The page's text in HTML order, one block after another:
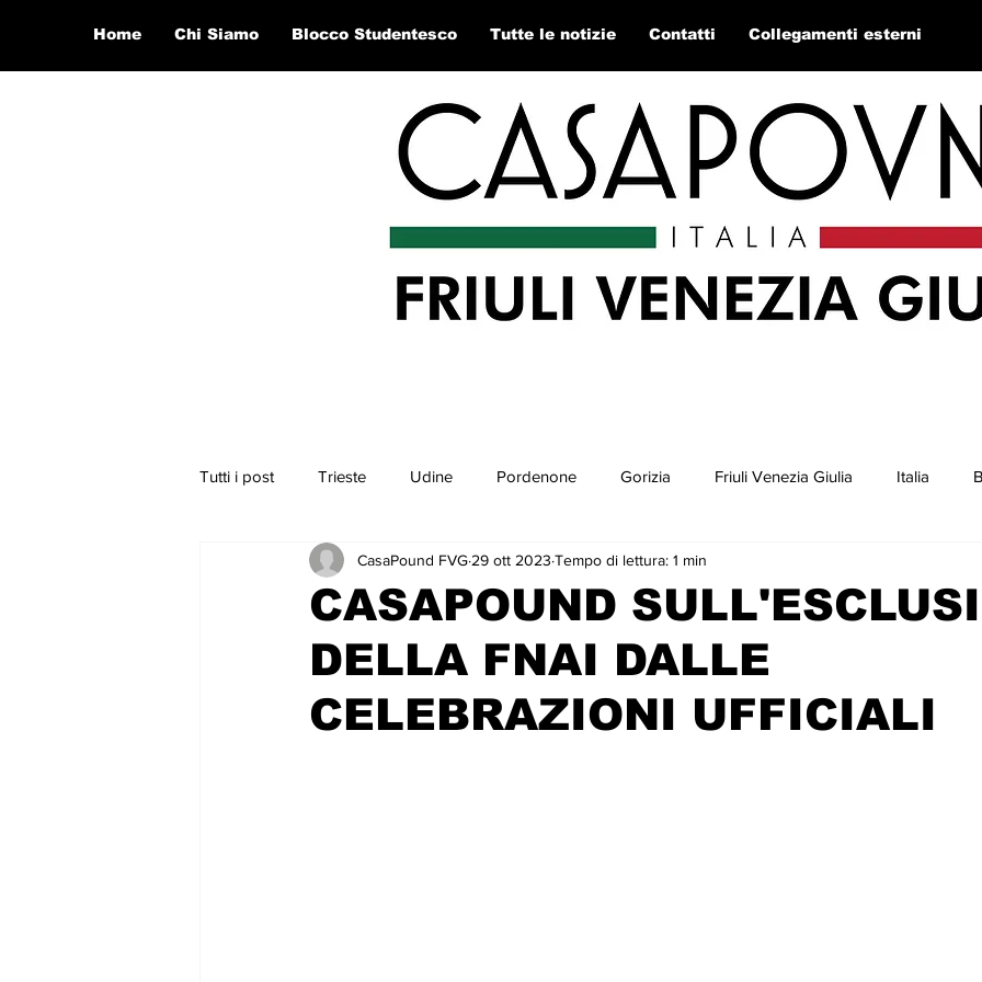
Home Chi Siamo Blocco Studentesco Tutte le notizie Contatti Collegamenti esterni
Tutti i post Trieste Udine Pordenone Gorizia Friuli Venezia Giulia Italia
CASAPOUND
DELLA FNAI DALLE
CELEBRAZIONI UFFICIALI
CasaPound FVG 29 ott 2023 Tempo di lettura: 1 min